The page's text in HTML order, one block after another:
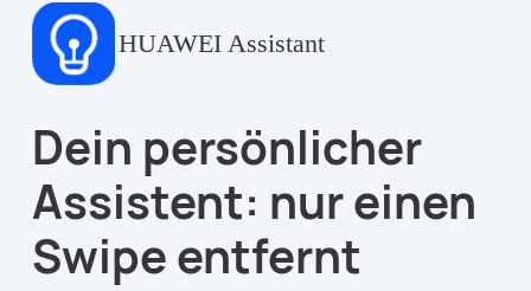
HUAWEI Assistant
Dein persönlicher
Assistent: nur einen
Swipe entfernt